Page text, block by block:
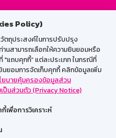
Policy)
วัตถุประสงค์ในการปรับปรุง
นสามารถเลือกให้ความยินยอมหรือ
"แถบคุกกี้” แต่ละประเภท ในกรณีที่
นยอมการจัดเก็บคุกกี้ คลิกข้อมูลเพิ่ม
ยบายคุ้มครองข้อมูลส่วน
ป็นส่วนตัว (Privacy Notice)
เพื่อการวิเคราะห์
Society:
พนักงาน
M-Search
บบเน็ตเมล
บนเว็บบราวเซอร์